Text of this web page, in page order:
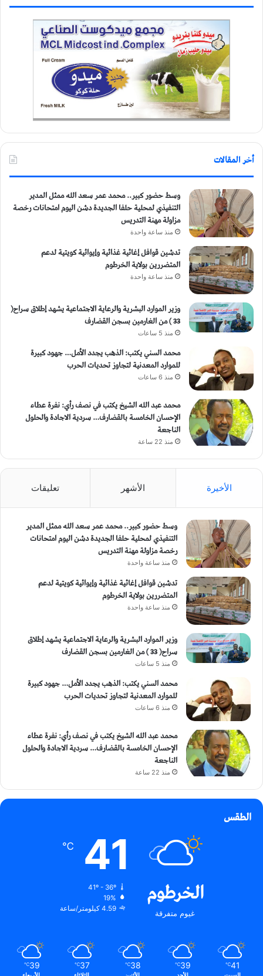
أخر المقالات
وسط حضور كبير.. محمد عمر سعد الله ممثل المدير
التنفيذي لمحلية حلفا الجديدة دشن اليوم امتحانات رخصة
مزاولة مهنة التدريس
منذ ساعة واحدة
تدشين قوافل إغاثية غذائية وإيوائية كويتية لدعم
المتضررين بولاية الخرطوم
منذ ساعة واحدة
وزير الموارد البشرية والرعاية الاجتماعية يشهد إطلاق سراح(
33 ) من الغارمين بسجن القضارف
منذ 5 ساعات
محمد السني يكتب: الذهب يجدد الأمل… جهود كبيرة
للموارد المعدنية لتجاوز تحديات الحرب
منذ 6 ساعات
محمد عبد الله الشيخ يكتب في نصف رأي: نفرة عطاء
الإحسان الخامسة بالقضارف… سردية الاجادة والحلول
الناجعة
منذ 22 ساعة
الأخيرة الأشهر تعليقات
وسط حضور كبير.. محمد عمر سعد الله ممثل المدير
التنفيذي لمحلية حلفا الجديدة دشن اليوم امتحانات
رخصة مزاولة مهنة التدريس
منذ ساعة واحدة
تدشين قوافل إغاثية غذائية وإيوائية كويتية لدعم
المتضررين بولاية الخرطوم
منذ ساعة واحدة
وزير الموارد البشرية والرعاية الاجتماعية يشهد إطلاق
سراح( 33 ) من الغارمين بسجن القضارف
منذ 5 ساعات
محمد السني يكتب: الذهب يجدد الأمل… جهود كبيرة
للموارد المعدنية لتجاوز تحديات الحرب
منذ 6 ساعات
محمد عبد الله الشيخ يكتب في نصف رأي: نفرة عطاء
الإحسان الخامسة بالقضارف… سردية الاجادة والحلول
الناجعة
منذ 22 ساعة
الطقس
الخرطوم
غيوم متفرقة
41
℃
41º - 36º
19%
4.59 كيلومتر/ساعة
41
℃
39
℃
38
℃
37
℃
39
℃